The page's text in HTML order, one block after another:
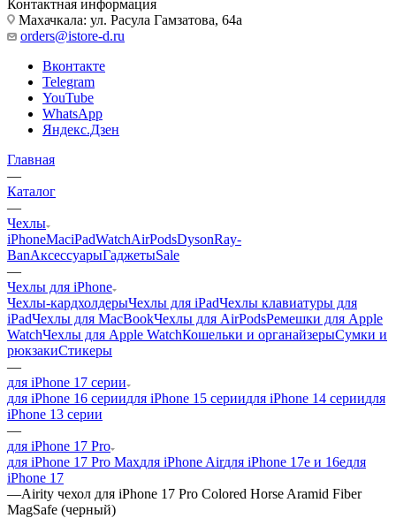
Контактная информация
Махачкала: ул. Расула Гамзатова, 64а
orders@istore-d.ru
Вконтакте
Telegram
YouTube
WhatsApp
Яндекс.Дзен
Главная
—
Каталог
—
Чехлы
iPhoneMaciPadWatchAirPodsDysonRay-
BanАксессуарыГаджетыSale
—
Чехлы для iPhone
Чехлы-кардхолдерыЧехлы для iPadЧехлы клавиатуры для
iPadЧехлы для MacBookЧехлы для AirPodsРемешки для Apple
WatchЧехлы для Apple WatchКошельки и органайзерыСумки и
рюкзакиСтикеры
—
для iPhone 17 серии
для iPhone 16 сериидля iPhone 15 сериидля iPhone 14 сериидля
iPhone 13 серии
—
для iPhone 17 Pro
для iPhone 17 Pro Maxдля iPhone Airдля iPhone 17e и 16eдля
iPhone 17
—Airity чехол для iPhone 17 Pro Colored Horse Aramid Fiber
MagSafe (черный)